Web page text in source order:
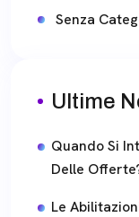
Senza
Ultime
Quando Si
Delle
Le